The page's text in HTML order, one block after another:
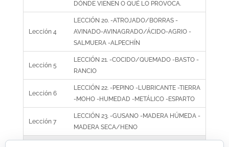
DÓNDE VIENEN O QUÉ LO PROVOCA.
Lección 4
LECCIÓN 20. -ATROJADO/BORRAS -
AVINADO-AVINAGRADO/ÁCIDO-AGRIO -
SALMUERA -ALPECHÍN
Lección 5
LECCIÓN 21. -COCIDO/QUEMADO -BASTO -
RANCIO
Lección 6
LECCIÓN 22. -PEPINO -LUBRICANTE -TIERRA
-MOHO -HUMEDAD -METÁLICO -ESPARTO
Lección 7
LECCIÓN 23. -GUSANO -MADERA HÚMEDA -
MADERA SECA/HENO